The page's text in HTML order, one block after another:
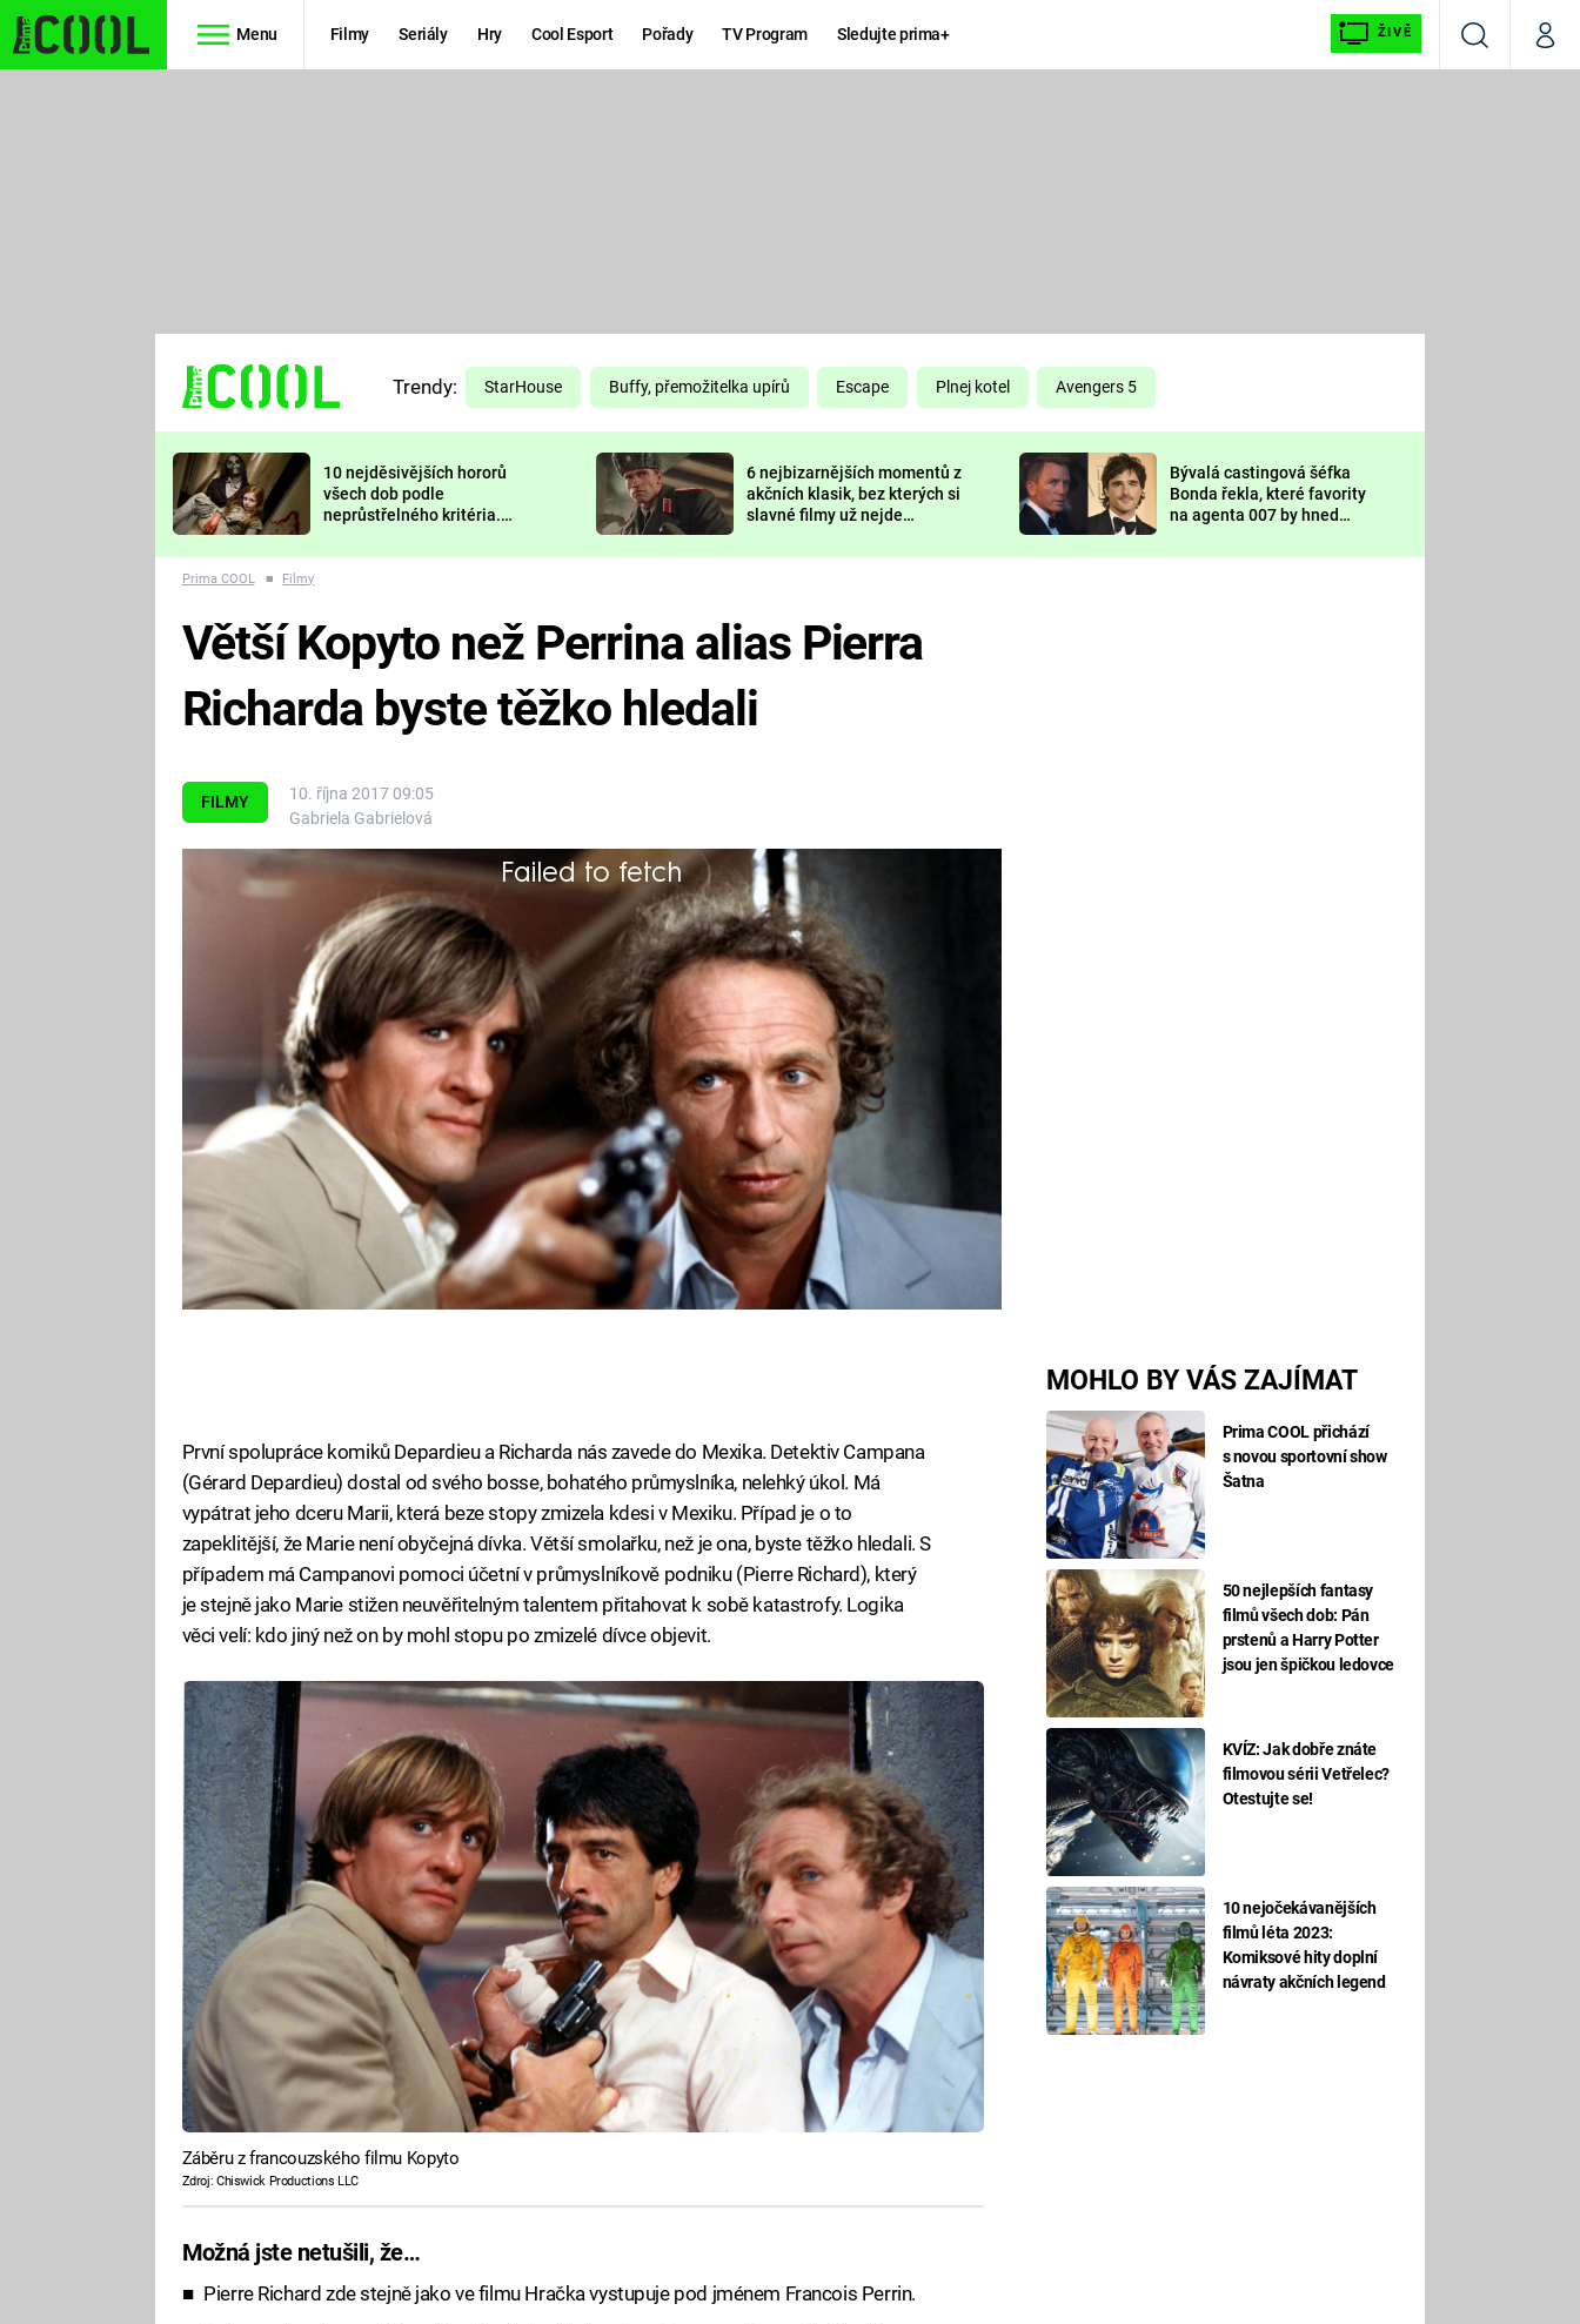
Menu Filmy Seriály Hry Cool Esport Pořady TV Program Sledujte prima+ ŽIVĚ
VyhledáváníMůj
TŘESKU
FUTURAMA
PREDÁTOR
DELIVERANCE
KOMEDIE
CHUCK
NORRIS
DEADPOOL
Prima LAJK
Sledujte nás
Trendy: StarHouse Buffy, přemožitelka upírů Escape Plnej kotel Avengers 5
10 nejděsivějších hororů
všech dob podle
neprůstřelného kritéria.
nejvíc zvednou tep?
6 nejbizarnějších momentů z
akčních klasik, bez kterých si
slavné filmy už nejde
Bývalá castingová šéfka
Bonda řekla, které favority
na agenta 007 by hned
Prima COOL ■ Filmy
FILMY
10. října 2017 09:05
Gabriela Gabrielová
MOHLO BY VÁS ZAJÍMAT
Prima COOL přichází
s novou sportovní show
Šatna
50 nejlepších fantasy
filmů všech dob: Pán
prstenů a Harry Potter
jsou jen špičkou ledovce
KVÍZ: Jak dobře znáte
filmovou sérii Vetřelec?
Otestujte se!
10 nejočekávanějších
filmů léta 2023:
Komiksové hity doplní
návraty akčních legend
Větší Kopyto než Perrina alias Pierra
Richarda byste těžko hledali
Failed to fetch
Z geniálního spojení smolaře Pierra Richarda a mužného macha Gérarda
Depardieu se zrodily celkem tři komedie: Kopyto (1981), Otec a otec
(1983) a Uprchlíci (1986). Škoda, že jen tak málo, protože všechny jsou
opravdu povedené. Na tu první z nich se můžete mrknout už teď v pátek
od 20.00 na Prima MAX.
První spolupráce komiků Depardieu a Richarda nás zavede do Mexika. Detektiv Campana
(Gérard Depardieu) dostal od svého bosse, bohatého průmyslníka, nelehký úkol. Má
vypátrat jeho dceru Marii, která beze stopy zmizela kdesi v Mexiku. Případ je o to
zapeklitější, že Marie není obyčejná dívka. Větší smolařku, než je ona, byste těžko hledali. S
případem má Campanovi pomoci účetní v průmyslníkově podniku (Pierre Richard), který
je stejně jako Marie stižen neuvěřitelným talentem přitahovat k sobě katastrofy. Logika
věci velí: kdo jiný než on by mohl stopu po zmizelé dívce objevit.
Záběru z francouzského filmu Kopyto
Zdroj: Chiswick Productions LLC
Možná jste netušili, že…
Pierre Richard zde stejně jako ve filmu Hračka vystupuje pod jménem Francois Perrin.